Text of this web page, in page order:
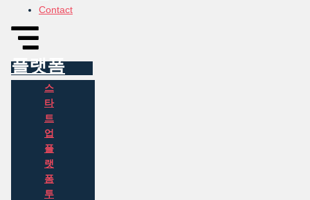
Contact
플랫폼
스
타
트
업
플
랫
폼
투